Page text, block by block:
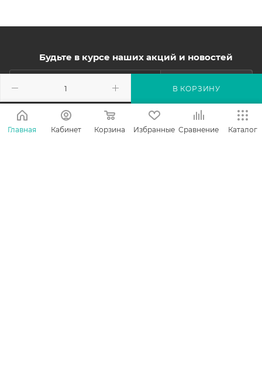
В КОРЗИНУ
Будьте в курсе наших акций и новостей
Главная Кабинет Корзина Избранные Сравнение Каталог